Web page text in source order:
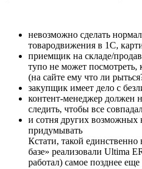
невозможно сделать
товародвижения в 1С,
приемщик на складе/
тупо не может посмотреть,
(на сайте ему что ли
закупщик имеет дело с
контент-менеджер должен
следить, чтобы все
и сотня других возможных
придумывать
Кстати, такой
базе» реализовали Ultima
работал) самое позднее